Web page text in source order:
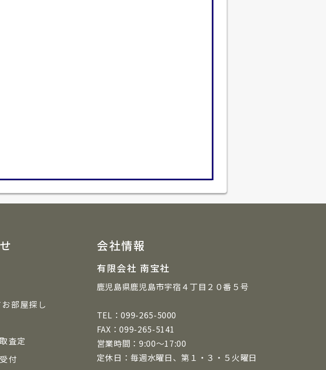
部屋探し
査定
付
会社情報
有限会社 南宝社
鹿児島県鹿児島市宇宿４丁目２０番５号
TEL：099-265-5000
FAX：099-265-5141
営業時間：9:00～17:00
定休日：毎週水曜日、第１・３・５火曜日